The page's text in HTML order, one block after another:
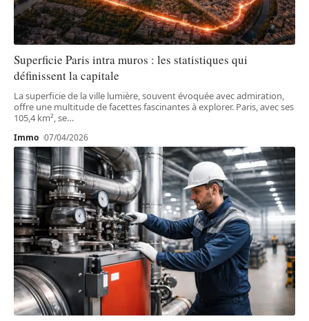
Superficie Paris intra muros : les statistiques qui
définissent la capitale
La superficie de la ville lumière, souvent évoquée avec admiration,
offre une multitude de facettes fascinantes à explorer. Paris, avec ses
105,4 km², se…
Immo 07/04/2026